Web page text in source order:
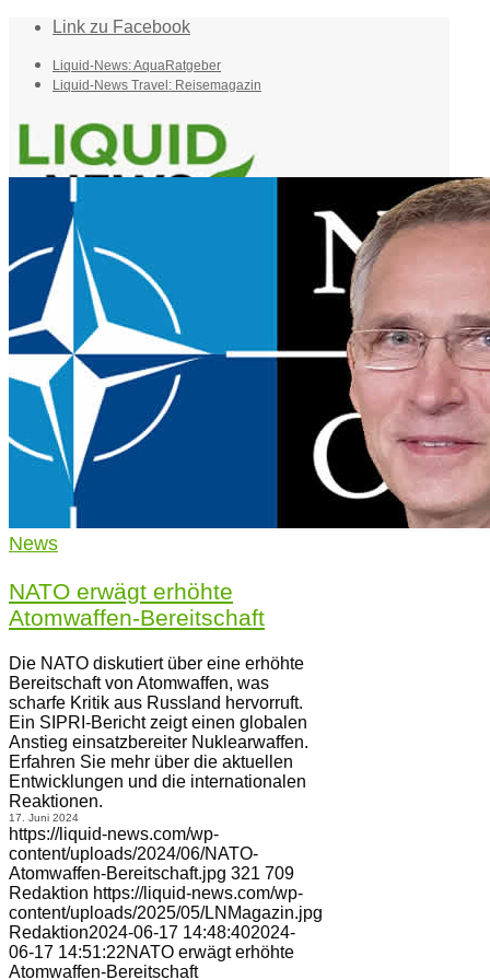
Link zu Facebook
Liquid-News: AquaRatgeber
Liquid-News Travel: Reisemagazin
Home
Suche
Menü Menü
News
NATO erwägt erhöhte
Atomwaffen-Bereitschaft
Die NATO diskutiert über eine erhöhte
Bereitschaft von Atomwaffen, was
scharfe Kritik aus Russland hervorruft.
Ein SIPRI-Bericht zeigt einen globalen
Anstieg einsatzbereiter Nuklearwaffen.
Erfahren Sie mehr über die aktuellen
Entwicklungen und die internationalen
Reaktionen.
17. Juni 2024
https://liquid-news.com/wp-
content/uploads/2024/06/NATO-
Atomwaffen-Bereitschaft.jpg 321 709
Redaktion https://liquid-news.com/wp-
content/uploads/2025/05/LNMagazin.jpg
Redaktion2024-06-17 14:48:402024-
06-17 14:51:22NATO erwägt erhöhte
Atomwaffen-Bereitschaft